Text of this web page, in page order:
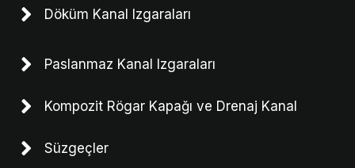
Döküm Kanal Izgaraları
Paslanmaz Kanal Izgaraları
Kompozit Rögar Kapağı ve Drenaj Kanal
Süzgeçler